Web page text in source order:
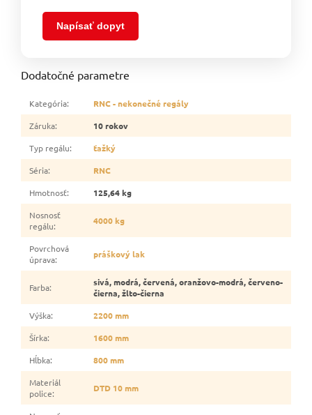
Napísať dopyt
Dodatočné parametre
Kategória:
RNC - nekonečné regály
Záruka:
10 rokov
Typ regálu:
ťažký
Séria:
RNC
Hmotnosť:
125,64 kg
Nosnosť
regálu: 4000 kg
Povrchová
úprava: práškový lak
Farba:
sivá, modrá, červená, oranžovo-modrá, červeno-
čierna, žlto-čierna
Výška:
2200 mm
Šírka:
1600 mm
Hĺbka:
800 mm
Materiál
police: DTD 10 mm